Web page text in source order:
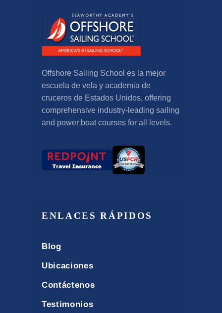
Offshore Sailing School es la mejor
escuela de vela y academia de
cruceros de Estados Unidos, offering
comprehensive industry-leading sailing
and power boat courses for all levels.
ENLACES RÁPIDOS
Blog
Ubicaciones
Contáctenos
Testimonios